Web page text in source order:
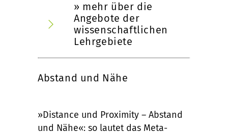
» mehr über die
Angebote der
wissenschaftlichen
Lehrgebiete
Abstand und Nähe
»Distance und Proximity – Abstand
und Nähe«: so lautet das Meta-